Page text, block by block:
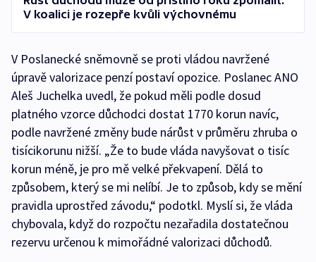
V koalici je rozepře kvůli výchovnému
V Poslanecké sněmovně se proti vládou navržené
úpravě valorizace penzí postaví opozice. Poslanec ANO
Aleš Juchelka uvedl, že pokud měli podle dosud
platného vzorce důchodci dostat 1770 korun navíc,
podle navržené změny bude nárůst v průměru zhruba o
tisícikorunu nižší. „Že to bude vláda navyšovat o tisíc
korun méně, je pro mě velké překvapení. Dělá to
způsobem, který se mi nelíbí. Je to způsob, kdy se mění
pravidla uprostřed závodu,“ podotkl. Myslí si, že vláda
chybovala, když do rozpočtu nezařadila dostatečnou
rezervu určenou k mimořádné valorizaci důchodů.